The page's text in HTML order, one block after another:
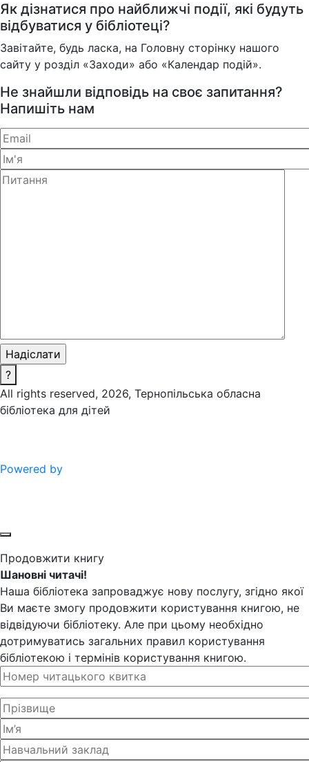
Як дізнатися про найближчі події, які будуть
відбуватися у бібліотеці?
Завітайте, будь ласка, на Головну сторінку нашого
сайту у розділ «Заходи» або «Календар подій».
Не знайшли відповідь на своє запитання?
Напишіть нам
?
All rights reserved, 2026, Тернопільська обласна
бібліотека для дітей
Powered by
Продовжити книгу
Шановні читачі!
Наша бібліотека запроваджує нову послугу, згідно якої
Ви маєте змогу продовжити користування книгою, не
відвідуючи бібліотеку. Але при цьому необхідно
дотримуватись загальних правил користування
бібліотекою і термінів користування книгою.